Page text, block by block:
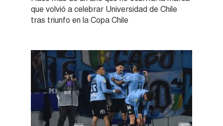
que volvió a celebrar Universidad de Chile
tras triunfo en la Copa Chile